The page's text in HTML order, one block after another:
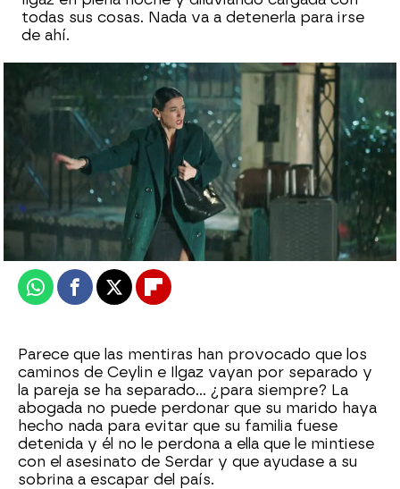
todas sus cosas. Nada va a detenerla para irse
de ahí.
Nova
17 de marzo de 2026, 10:00
WhatsappFacebook
X Flipboard
Parece que las mentiras han provocado que los
caminos de Ceylin e Ilgaz vayan por separado y
la pareja se ha separado… ¿para siempre? La
abogada no puede perdonar que su marido haya
hecho nada para evitar que su familia fuese
detenida y él no le perdona a ella que le mintiese
con el asesinato de Serdar y que ayudase a su
sobrina a escapar del país.